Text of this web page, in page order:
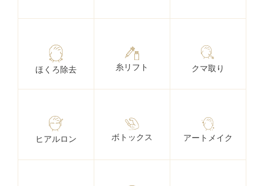
ほくろ除去 糸リフト クマ取り
ヒアルロン ボトックス アートメイク